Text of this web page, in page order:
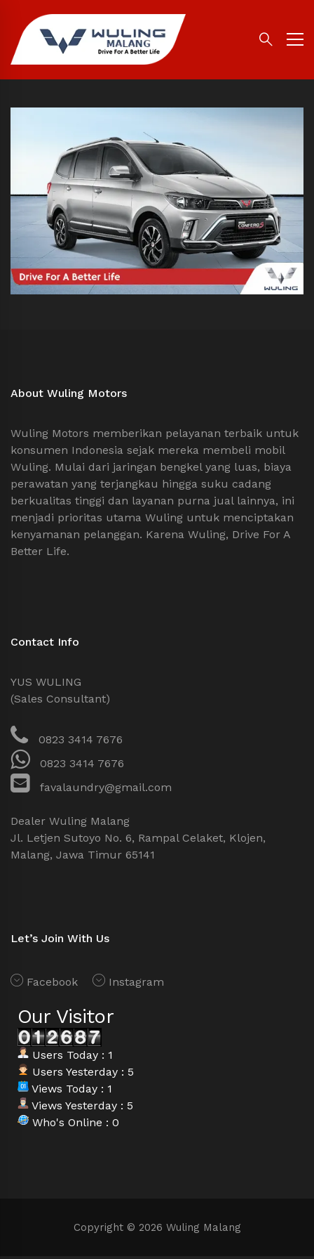
About Wuling Motors
Wuling Motors memberikan pelayanan terbaik untuk
konsumen Indonesia sejak mereka membeli mobil
Wuling. Mulai dari jaringan bengkel yang luas, biaya
perawatan yang terjangkau hingga suku cadang
berkualitas tinggi dan layanan purna jual lainnya, ini
menjadi prioritas utama Wuling untuk menciptakan
kenyamanan pelanggan. Karena Wuling, Drive For A
Better Life.
Contact Info
YUS WULING
(Sales Consultant)
0823 3414 7676
0823 3414 7676
favalaundry@gmail.com
Dealer Wuling Malang
Jl. Letjen Sutoyo No. 6, Rampal Celaket, Klojen,
Malang, Jawa Timur 65141
Let’s Join With Us
Facebook Instagram
Our Visitor
Users Today : 1
Users Yesterday : 5
Views Today : 1
Views Yesterday : 5
Who's Online : 0
Copyright © 2026 Wuling Malang